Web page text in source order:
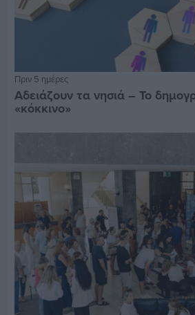
Πριν 5 ημέρες
Αδειάζουν τα νησιά – Το
«κόκκινο»